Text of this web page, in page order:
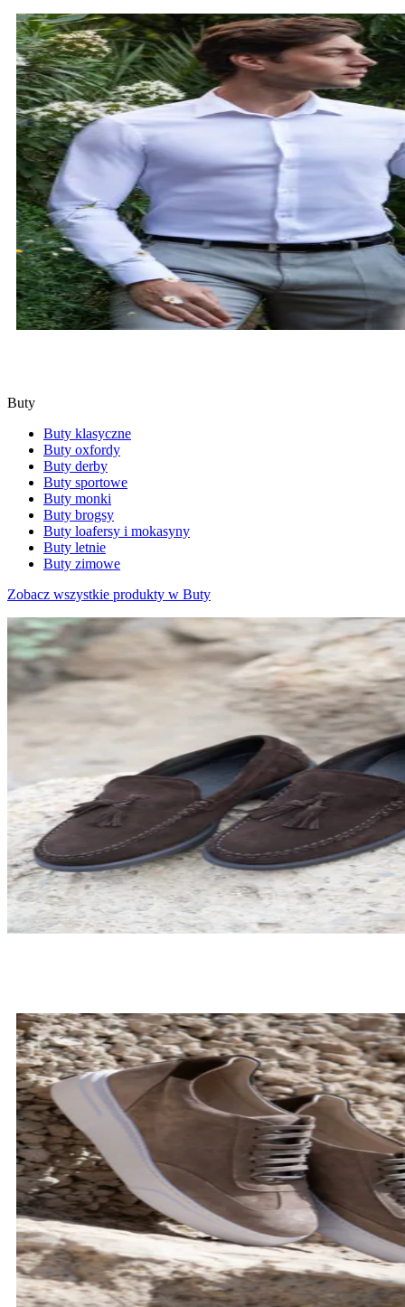
Buty
Buty klasyczne
Buty oxfordy
Buty derby
Buty sportowe
Buty monki
Buty brogsy
Buty loafersy i mokasyny
Buty letnie
Buty zimowe
Zobacz wszystkie produkty w Buty